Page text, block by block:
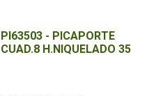
PI63503 - PICAPORTE
CUAD.8 H.NIQUELADO 35